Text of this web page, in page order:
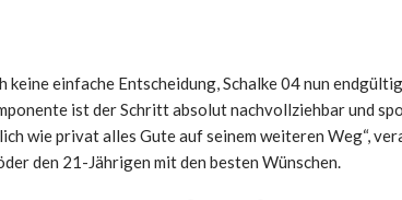
keine einfache Entscheidung, Schalke 04 nun
ist der Schritt absolut nachvollziehbar und
wie privat alles Gute auf seinem weiteren Weg“,
den 21-Jährigen mit den besten Wünschen.